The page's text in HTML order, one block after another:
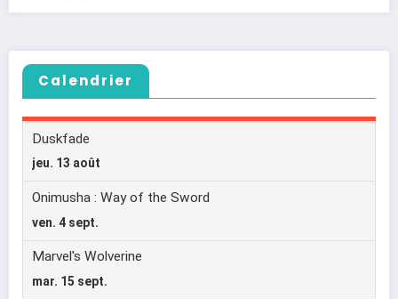
Calendrier